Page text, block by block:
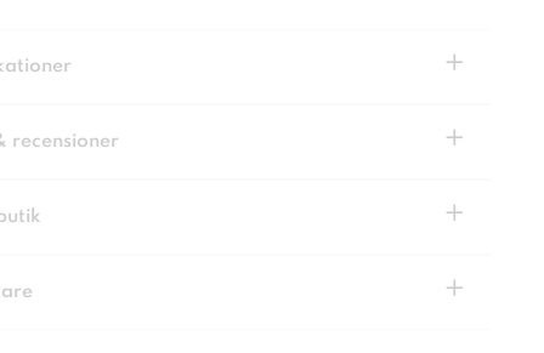
+
recensioner +
+
+